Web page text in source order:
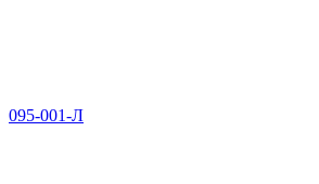
095-001-Л